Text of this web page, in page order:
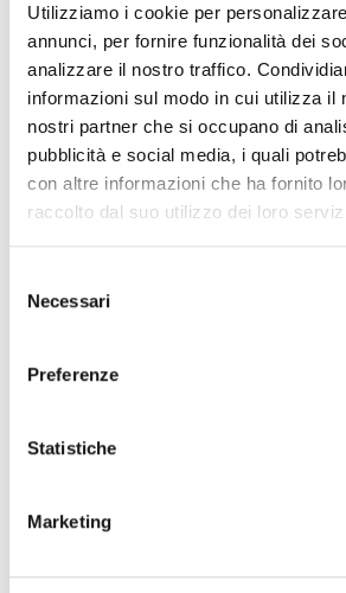
Utilizziamo i cookie per
annunci, per fornire funzionalità dei
analizzare il nostro traffico.
informazioni sul modo in cui utilizza il
nostri partner che si occupano di
pubblicità e social media, i quali
con altre informazioni che ha fornito
raccolto dal suo utilizzo dei loro
delNecessari
Preferenze
Statistiche
Marketing
STRUCTURE FINISHING:
BRAND